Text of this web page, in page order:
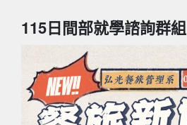
115日間部就學諮詢群組